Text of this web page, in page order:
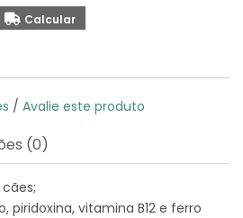
/ Avalie este produto
(0)
piridoxina, vitamina B12 e ferro